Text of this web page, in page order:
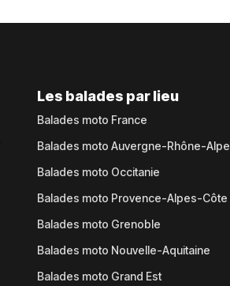
Les balades par lieu
Balades moto France
Balades moto Auvergne-Rhône-
Balades moto Occitanie
Balades moto Provence-Alpes-Côte
Balades moto Grenoble
Balades moto Nouvelle-Aquitaine
Balades moto Grand Est